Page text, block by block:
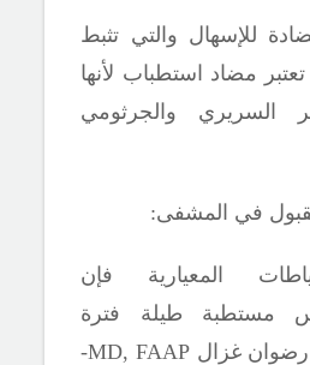
للإسهال والتي تثبط
مضاد استطباب لأنها
السريري والجرثومي
في المشفى:
المعيارية فإن
مستطبة طيلة فترة
رضوان غزالMD, FAAP
-